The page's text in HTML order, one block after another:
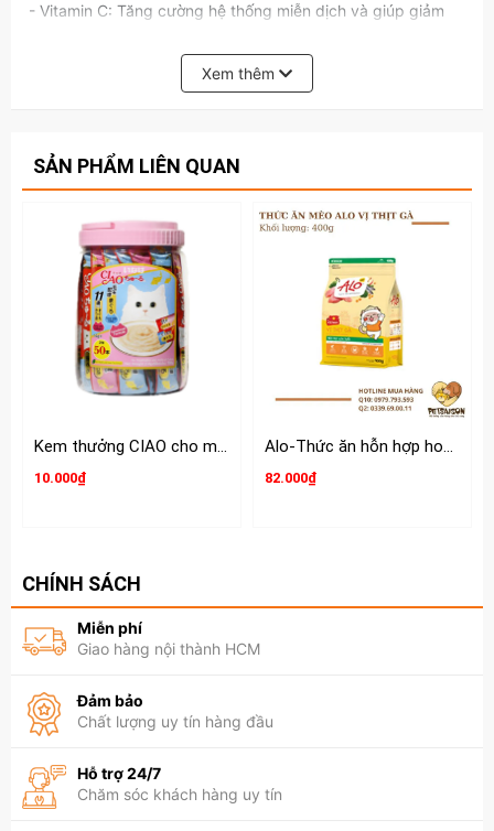
- Vitamin C: Tăng cường hệ thống miễn dịch và giúp giảm
- Canxi,Photpho và Vitamin D: Giúp làm chắc răng và xương
- Omega 3&6 và Kẽm: Omega 3 và Omega 6 từ dầu chất
da mèo
- Natri thấp: Công thức Natri thấp giúp giảm nguy cơ cao
huyết áp, bệnh thận, tiết liệu và tim ở Mèo
Xuất xứ: Thái Lan
Xem thêm
SẢN PHẨM LIÊN QUAN
Kem thưởng CIAO cho mèo hộp 50 tuýp
10.000₫
Alo-Thức ăn hỗn hợp hoàn chỉnh và cân bằng dinh dưỡng cho Mèo
82.000₫
CHÍNH SÁCH
Miễn phí
Giao hàng nội thành HCM
Đảm bảo
Chất lượng uy tín hàng đầu
Hỗ trợ 24/7
Chăm sóc khách hàng uy tín